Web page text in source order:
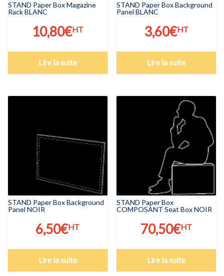
STAND Paper Box Magazine
Rack BLANC
10,80€HT
Lire la suite
STAND Paper Box Background
Panel BLANC
3,60€HT
Lire la suite
STAND Paper Box Background
Panel NOIR
6,50€HT
Lire la suite
STAND Paper Box
COMPOSANT Seat Box NOIR
70,50€HT
Lire la suite